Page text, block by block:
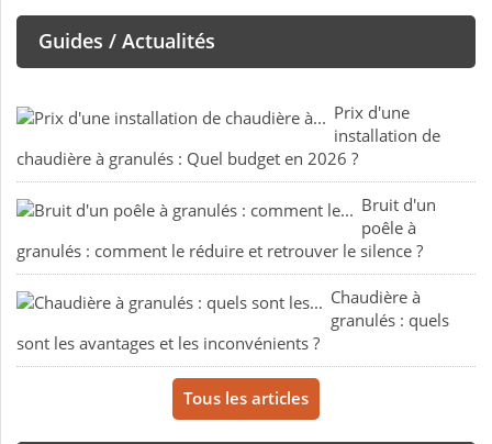
Guides / Actualités
Prix d'une
installation de
chaudière à granulés : Quel budget en 2026 ?
Bruit d'un
poêle à
granulés : comment le réduire et retrouver le silence ?
Chaudière à
granulés : quels
sont les avantages et les inconvénients ?
Tous les articles